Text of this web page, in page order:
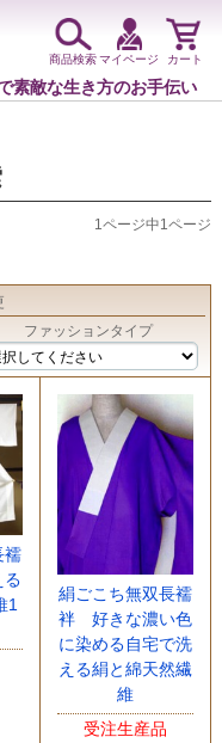
素敵な生き方のお手伝い
商品検索マイページ カート
1ページ中1ページ
ファッションタイプ
襦
1
絹ごこち無双長襦
袢 好きな濃い色
に染める自宅で洗
える絹と綿天然繊
維
受注生産品